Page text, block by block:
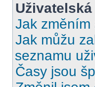
Jak
Jak můžu
seznamu
Časy jsou